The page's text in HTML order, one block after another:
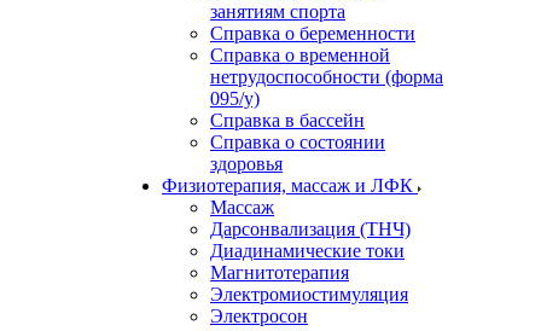
занятиям спорта
Справка о беременности
Справка о временной
нетрудоспособности (форма
095/у)
Справка в бассейн
Справка о состоянии
здоровья
Физиотерапия, массаж и ЛФК
Массаж
Дарсонвализация (ТНЧ)
Диадинамические токи
Магнитотерапия
Электромиостимуляция
Электросон